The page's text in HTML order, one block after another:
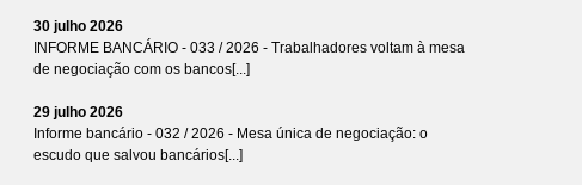
30 julho 2026
INFORME BANCÁRIO - 033 / 2026 - Trabalhadores voltam à mesa
de negociação com os bancos[...]
29 julho 2026
Informe bancário - 032 / 2026 - Mesa única de negociação: o
escudo que salvou bancários[...]